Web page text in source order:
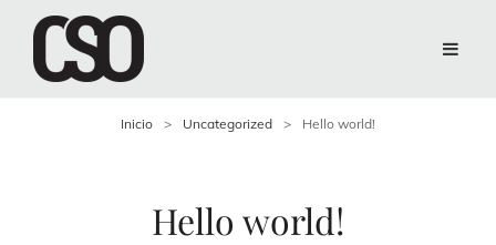
Inicio > Uncategorized > Hello world!
Hello world!